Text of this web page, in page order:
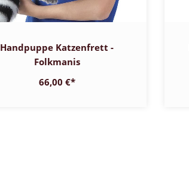
Handpuppe Katzenfrett -
Folkmanis
66,00 €*